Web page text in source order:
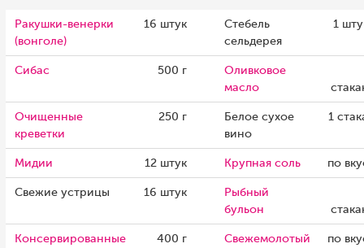
Ракушки-венерки
(вонголе)
16 штук
Стебель
сельдерея
1
Сибас 500 г
Оливковое
масло
Очищенные
креветки
250 г
Белое сухое
вино
1
Мидии 12 штук Крупная соль по
Свежие устрицы 16 штук
Рыбный
бульон
Консервированные
400 г
Свежемолотый
по